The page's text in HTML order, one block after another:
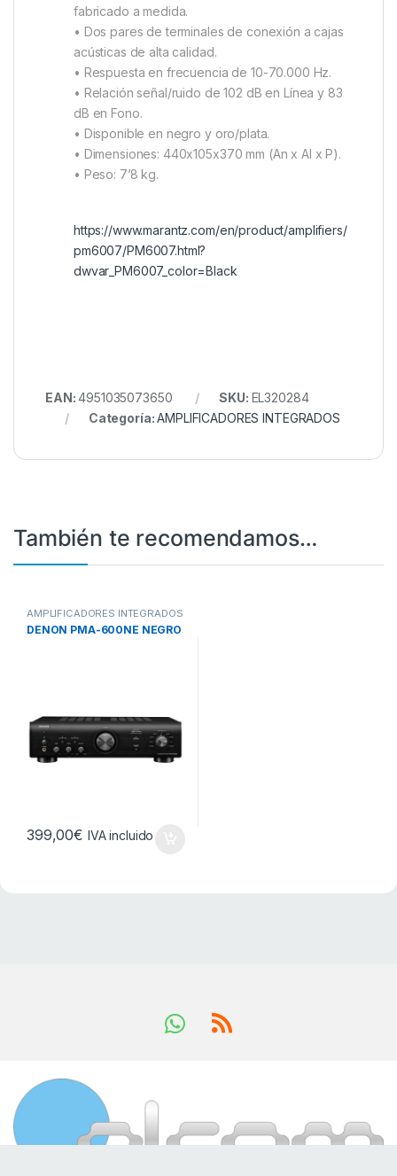
fabricado a medida.
• Dos pares de terminales de conexión a cajas
acústicas de alta calidad.
• Respuesta en frecuencia de 10-70.000 Hz.
• Relación señal/ruido de 102 dB en Línea y 83
dB en Fono.
• Disponible en negro y oro/plata.
• Dimensiones: 440x105x370 mm (An x Al x P).
• Peso: 7’8 kg.
https://www.marantz.com/en/product/amplifiers/
pm6007/PM6007.html?
dwvar_PM6007_color=Black
EAN:4951035073650 SKU: EL320284
Categoría:AMPLIFICADORES INTEGRADOS
También te recomendamos…
AMPLIFICADORES INTEGRADOS
DENON PMA-600NE NEGRO
399,00€ IVA incluido